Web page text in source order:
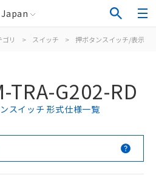
Japan
リ > スイッチ > 押ボタンスイッチ/表示灯
TRA-G202-RD
スイッチ 形式仕様一覧